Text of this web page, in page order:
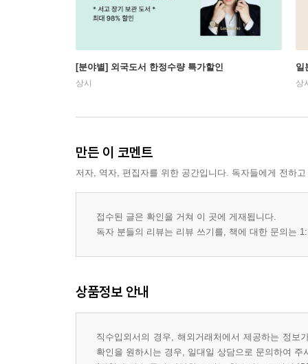
[분야별] 외국도서 한정수량 특가할인
상시
일
상
만든 이 코멘트
저자, 역자, 편집자를 위한 공간입니다. 독자들에게 전하
접수된 글은 확인을 거쳐 이 곳에 게재됩니다.
독자 분들의 리뷰는 리뷰 쓰기를, 책에 대한 문의는
상품정보 안내
직수입외서의 경우, 해외거래처에서 제공하는 정
확인을 원하시는 경우, 일대일 상담으로 문의하여 주